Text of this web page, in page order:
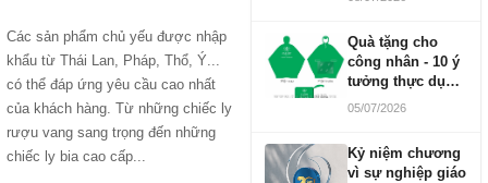
Các sản phẩm chủ yếu được nhập
khẩu từ Thái Lan, Pháp, Thổ, Ý...
có thể đáp ứng yêu cầu cao nhất
của khách hàng. Từ những chiếc ly
rượu vang sang trọng đến những
chiếc ly bia cao cấp...
Quà tặng cho
công nhân - 10 ý
tưởng thực dụng
ngân sách 100-
05/07/2026
Kỷ niệm chương
vì sự nghiệp giáo